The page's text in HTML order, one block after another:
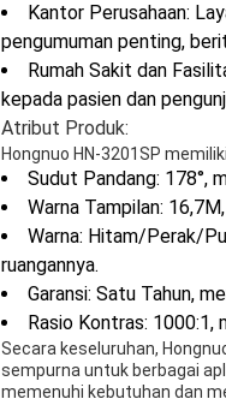
Kantor Perusahaan:
pengumuman penting,
Rumah Sakit dan
kepada pasien dan
Atribut Produk:
Hongnuo HN-3201SP
Sudut Pandang: 178°,
Warna Tampilan:
Warna: Hitam/Perak/
ruangannya.
Garansi: Satu Tahun,
Rasio Kontras: 1000:1,
Secara keseluruhan,
sempurna untuk berbagai
memenuhi kebutuhan dan